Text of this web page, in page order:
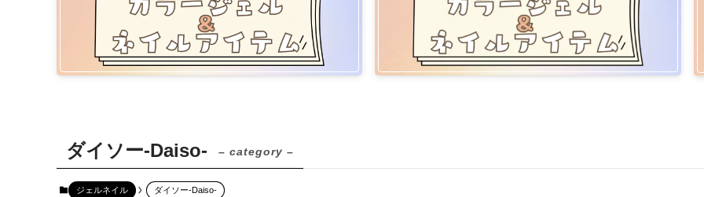
ダイソー-Daiso- – category –
ジェルネイル ダイソー-Daiso-